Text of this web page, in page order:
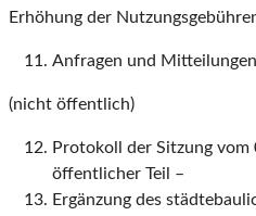
Erhöhung der
Anfragen und Mitteilungen
(nicht öffentlich)
Protokoll der Sitzung
öffentlicher Teil –
Ergänzung des